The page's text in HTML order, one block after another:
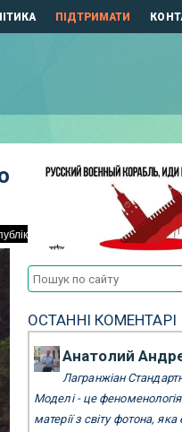
ПІДТРИМАТИ
ОСТАННІ КОМЕНТАРІ
Анатолий
Лагранжіан
Моделі - це феноменологія
матерії з світу фотона, яка